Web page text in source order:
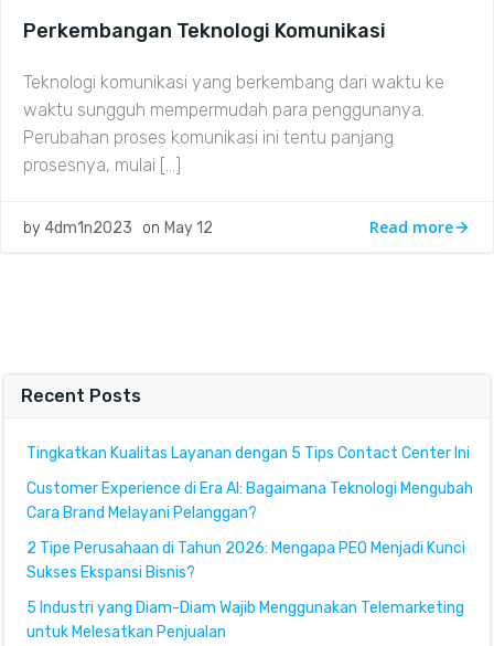
Perkembangan Teknologi Komunikasi
Teknologi komunikasi yang berkembang dari waktu ke
waktu sungguh mempermudah para penggunanya.
Perubahan proses komunikasi ini tentu panjang
prosesnya, mulai […]
by 4dm1n2023 on May 12 Read more
Recent Posts
Tingkatkan Kualitas Layanan dengan 5 Tips Contact Center Ini
Customer Experience di Era AI: Bagaimana Teknologi Mengubah
Cara Brand Melayani Pelanggan?
2 Tipe Perusahaan di Tahun 2026: Mengapa PEO Menjadi Kunci
Sukses Ekspansi Bisnis?
5 Industri yang Diam-Diam Wajib Menggunakan Telemarketing
untuk Melesatkan Penjualan